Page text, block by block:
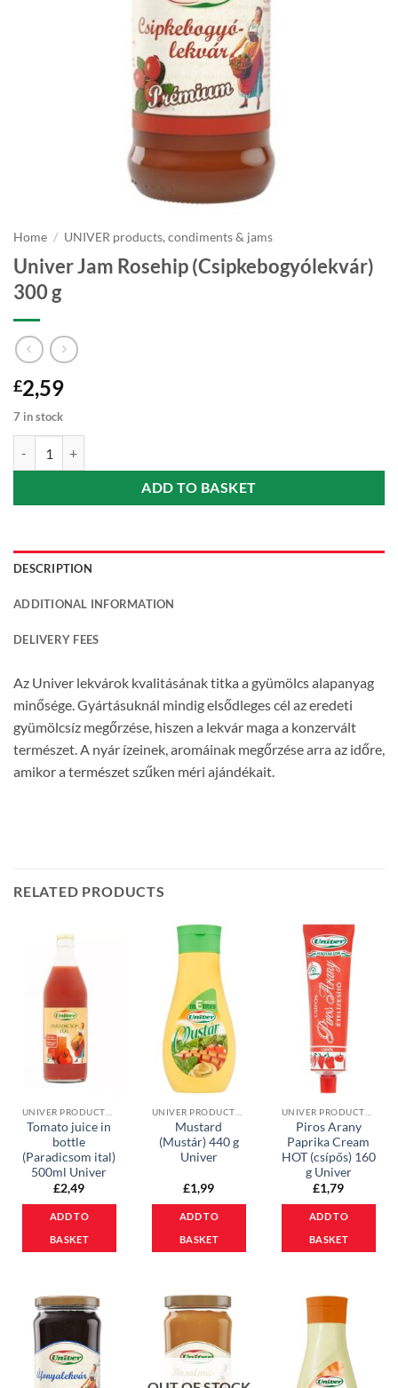
Home / UNIVER products, condiments & jams
Univer Jam Rosehip (Csipkebogyólekvár)
300 g
£2,59
7 in stock
ADD TO BASKET
DESCRIPTION
ADDITIONAL INFORMATION
DELIVERY FEES
Az Univer lekvárok kvalitásának titka a gyümölcs alapanyag
minősége. Gyártásuknál mindig elsődleges cél az eredeti
gyümölcsíz megőrzése, hiszen a lekvár maga a konzervált
természet. A nyár ízeinek, aromáinak megőrzése arra az időre,
amikor a természet szűken méri ajándékait.
RELATED PRODUCTS
Tomato juice in
bottle
(Paradicsom ital)
500ml Univer
£2,49
ADD TO
BASKET
Mustard
(Mustár) 440 g
Univer
£1,99
ADD TO
BASKET
Piros Arany
Paprika Cream
HOT (csípős) 160
g Univer
£1,79
ADD TO
BASKET